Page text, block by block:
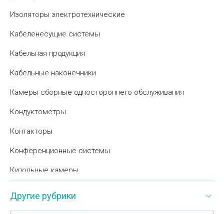
Изоляторы электротехнические
Кабеленесущие системы
Кабельная продукция
Кабельные наконечники
Камеры сборные одностороннего обслуживания
Кондуктометры
Контакторы
Конференционные системы
Купольные камеры
Нагревательные приборы
Низковольтное оборудование
Другие рубрики